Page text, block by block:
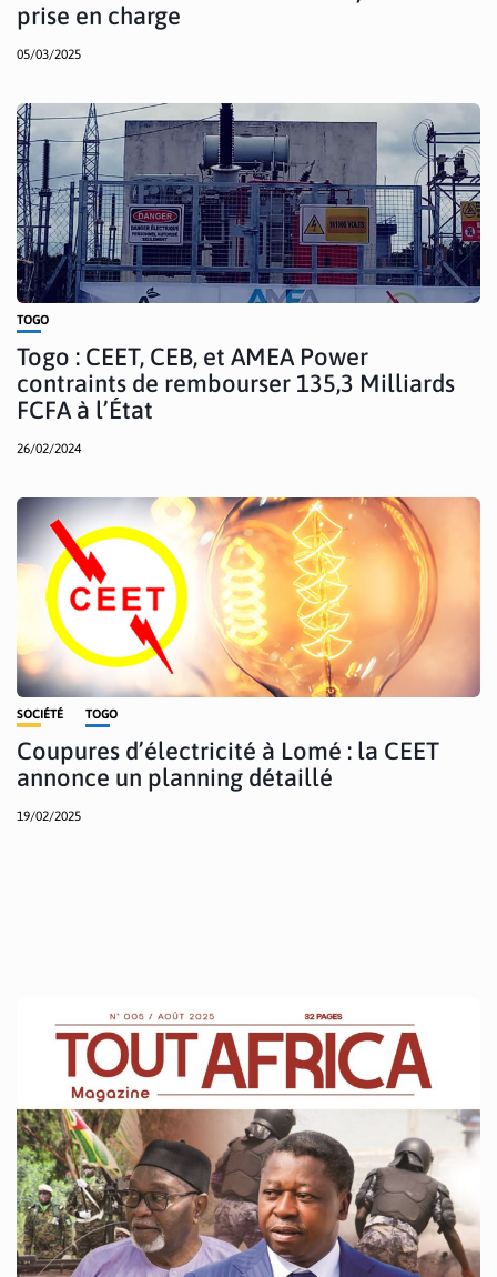
prise en charge
05/03/2025
TOGO
Togo : CEET, CEB, et AMEA Power
contraints de rembourser 135,3 Milliards
FCFA à l’État
26/02/2024
SOCIÉTÉ TOGO
Coupures d’électricité à Lomé : la CEET
annonce un planning détaillé
19/02/2025